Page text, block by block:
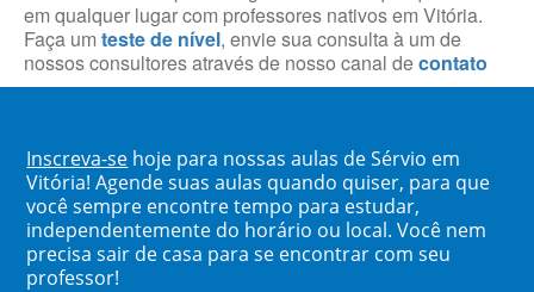
em qualquer lugar com professores nativos em Vitória.
Faça um teste de nível, envie sua consulta à um de
nossos consultores através de nosso canal decontato
Inscreva-se hoje para nossas aulas de Sérvio em
Vitória! Agende suas aulas quando quiser, para que
você sempre encontre tempo para estudar,
independentemente do horário ou local. Você nem
precisa sair de casa para se encontrar com seu
professor!